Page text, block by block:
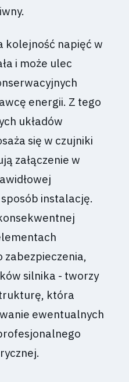
kolejność napięć w
i może ulec
energii. Z tego
układów
się w czujniki
załączenie w
instalację.
zabezpieczenia,
silnika - tworzy
która
ewentualnych